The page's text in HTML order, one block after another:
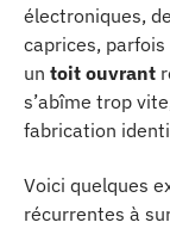
électroniques,
caprices,
un toit ouvrant
s’abîme trop
fabrication
Voici quelques
récurrentes à